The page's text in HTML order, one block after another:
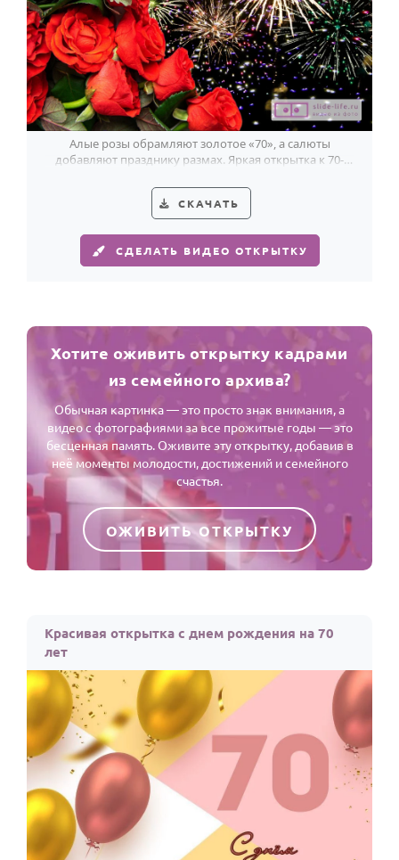
Алые розы обрамляют золотое «70», а салюты
добавляют празднику размах. Яркая открытка к 70-
СКАЧАТЬ
СДЕЛАТЬ ВИДЕО ОТКРЫТКУ
Хотите оживить открытку кадрами
из семейного архива?
Обычная картинка — это просто знак внимания, а
видео с фотографиями за все прожитые годы — это
бесценная память. Оживите эту открытку, добавив в
неё моменты молодости, достижений и семейного
счастья.
ОЖИВИТЬ ОТКРЫТКУ
Красивая открытка с днем рождения на 70
лет